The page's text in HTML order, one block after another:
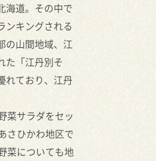
海道。その中で
ンキングされる
の山間地域、江
た「江丹別そ
れており、江丹
菜サラダをセッ
さひかわ地区で
菜についても地